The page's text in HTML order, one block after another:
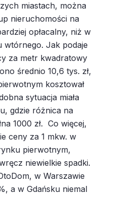
miastach, można
nieruchomości na
opłacalny, niż w
Jak podaje
za metr kwadratowy
średnio 10,6 tys. zł,
kosztował
sytuacja miała
gdzie różnica na
1000 zł. Co więcej,
ceny za 1 mkw. w
pierwotnym,
niewielkie spadki.
w Warszawie
a w Gdańsku niemal